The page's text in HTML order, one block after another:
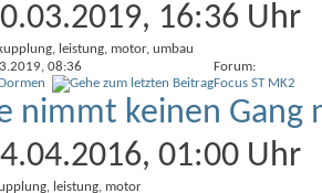
16:36 Uhr
08:36
Forum:
Focus ST MK2
nimmt keinen Gang
01:00 Uhr